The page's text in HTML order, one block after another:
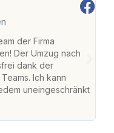
der Firma
Der Umzug nach
dank der
Ich kann
uneingeschränkt